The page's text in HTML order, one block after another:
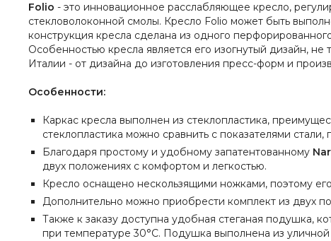
Folio - это инновационное расслабляющее кресло,
стекловолоконной смолы. Кресло Folio может быть
конструкция кресла сделана из одного
Особенностью кресла является его изогнутый дизайн,
Италии - от дизайна до изготовления пресс-форм и
Особенности:
Каркас кресла выполнен из стеклопластика,
стеклопластика можно сравнить с показателями
Благодаря простому и удобному запатентованному
двух положениях с комфортом и легкостью.
Кресло оснащено нескользящими ножками, поэтому
Дополнительно можно приобрести комплект из двух
Также к заказу доступна удобная стеганая подушка,
при температуре 30°C. Подушка выполнена из